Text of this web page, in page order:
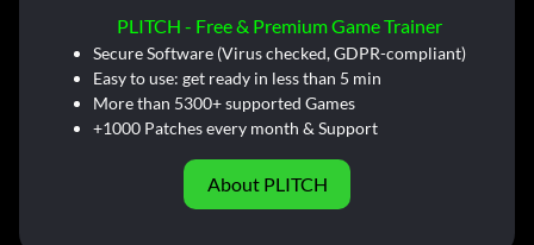
PLITCH - Free & Premium Game Trainer
Secure Software (Virus checked, GDPR-compliant)
Easy to use: get ready in less than 5 min
More than 5300+ supported Games
+1000 Patches every month & Support
About PLITCH